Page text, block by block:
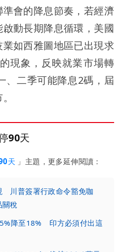
會的降息節奏，若經濟
動長期降息循環，美國
如西雅圖地區已出現求
現象，反映就業市場轉
、二季可能降息2碼，屆
90天
天 」主題，更多延伸閱讀：
川普簽署行政命令豁免咖
關稅
降至18% 印方必須付出這